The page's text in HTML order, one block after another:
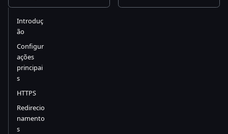
Introduç
ão
Configur
ações
principai
s
HTTPS
Redirecio
namento
s